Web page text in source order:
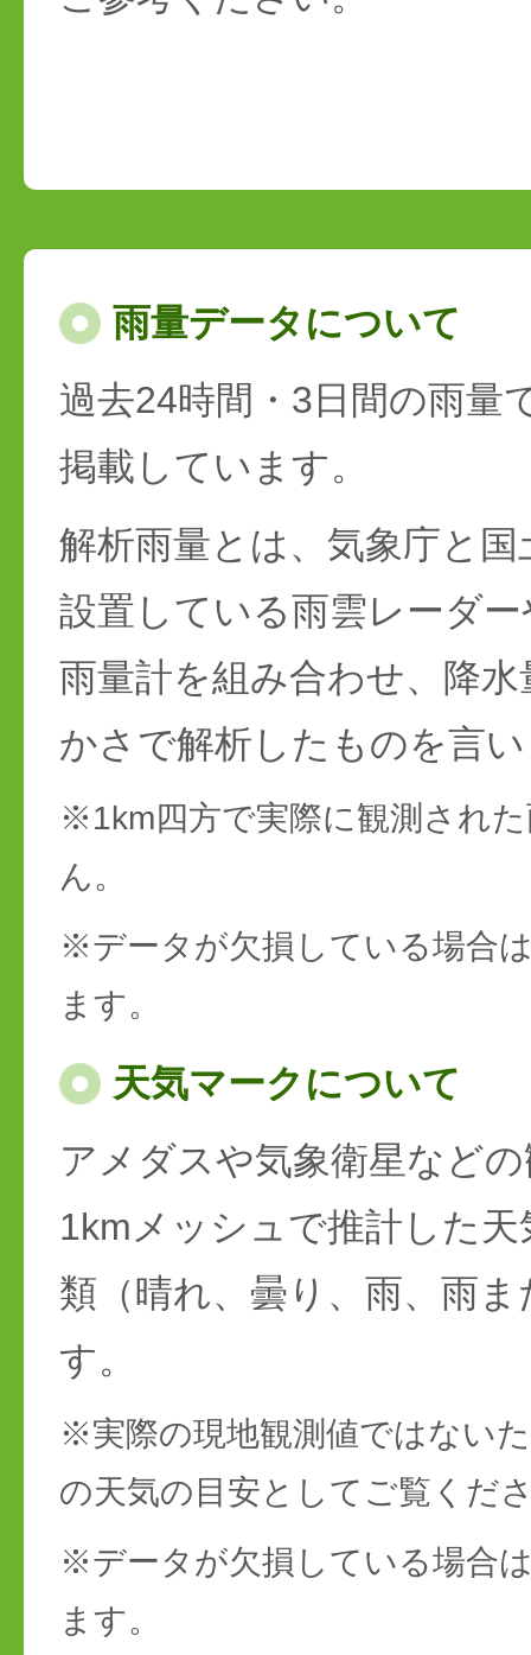
雨量データについて
過去24時間・3日間の雨量
掲載しています。
解析雨量とは、気象庁と
設置している雨雲レーダ
雨量計を組み合わせ、降
かさで解析したものを言
※1km四方で実際に観測され
ん。
※データが欠損している場合
ます。
天気マークについて
アメダスや気象衛星など
1kmメッシュで推計した
類（晴れ、曇り、雨、雨
す。
※実際の現地観測値ではない
の天気の目安としてご覧くだ
※データが欠損している場合
ます。